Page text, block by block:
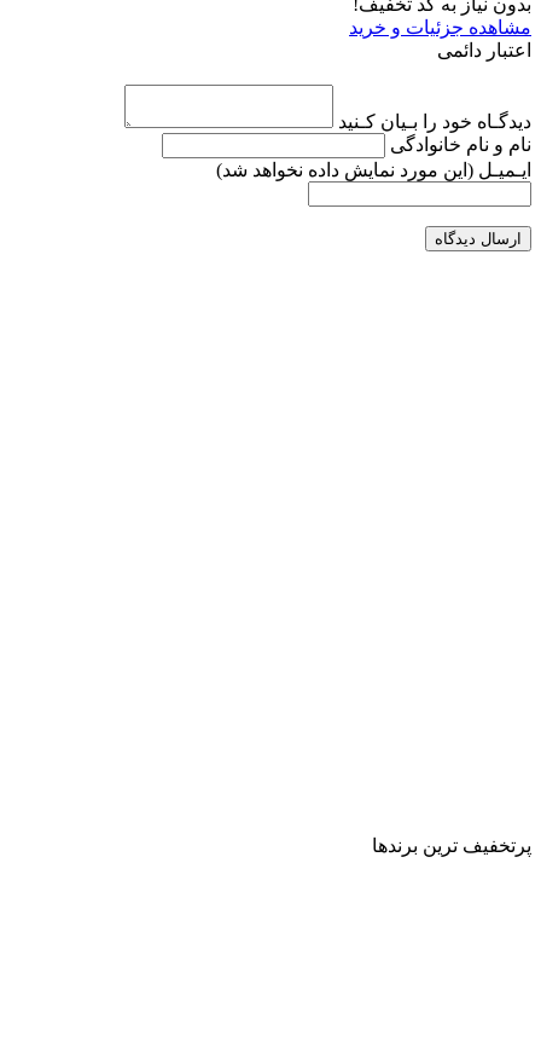
بدون نیاز به کد تخفیف!
مشاهده جزئیات و خرید
اعتبار دائمی
دیدگـاه خود را بـیان کـنید
نام و نام خانوادگی
ایـمیـل (این مورد نمایش داده نخواهد شد)
ارسال دیدگاه
پرتخفیف ترین برندها